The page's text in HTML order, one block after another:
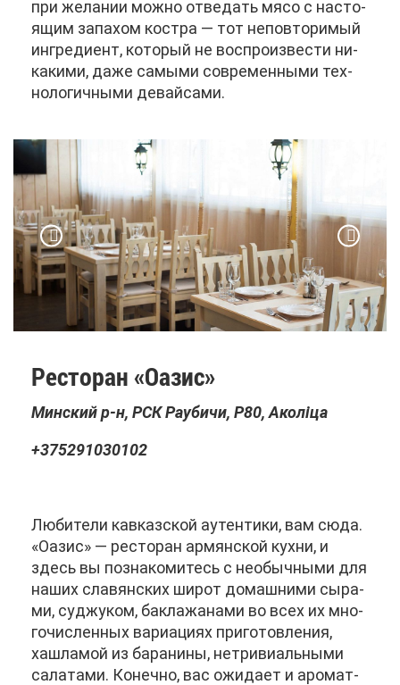
при же­ла­нии мож­но от­ве­дать мя­со с на­сто­
я­щим за­па­хом ко­ст­ра — тот непо­вто­ри­мый
ин­гре­ди­ент, ко­то­рый не вос­про­из­ве­сти ни­
ка­ки­ми, да­же са­мы­ми со­вре­мен­ны­ми тех­
но­ло­гич­ны­ми де­вай­са­ми.
Ре­сто­ран «Оа­зис»
Мин­ский р-н, РСК Рау­би­чи, Р80, Аколіца
+375291030102
Лю­би­те­ли кав­каз­ской аутен­ти­ки, вам сю­да.
«Оа­зис» — ре­сто­ран ар­мян­ской кух­ни, и
здесь вы по­зна­ко­ми­тесь с необыч­ны­ми для
на­ших сла­вян­ских ши­рот до­маш­ни­ми сы­ра­
ми, суд­жу­ком, ба­кла­жа­на­ми во всех их мно­
го­чис­лен­ных ва­ри­а­ци­ях при­го­тов­ле­ния,
хашла­мой из ба­ра­ни­ны, нетри­ви­аль­ны­ми
са­ла­та­ми. Ко­неч­но, вас ожи­да­ет и аро­мат­